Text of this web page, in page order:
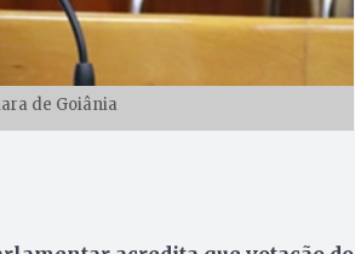
de Goiânia